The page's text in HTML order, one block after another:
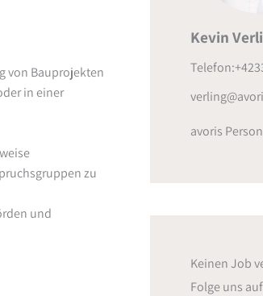
von Bauprojekten
in einer
zu
und
Kevin
avoris
Keinen Job
Folge uns